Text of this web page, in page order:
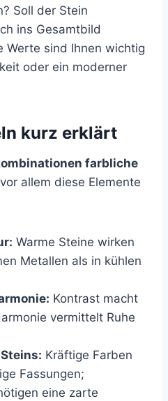
Soll der Stein
ins Gesamtbild
Werte sind Ihnen wichtig
oder ein moderner
kurz erklärt
farbliche
allem diese Elemente
Warme Steine wirken
Metallen als in kühlen
Kontrast macht
vermittelt Ruhe
Kräftige Farben
Fassungen;
eine zarte